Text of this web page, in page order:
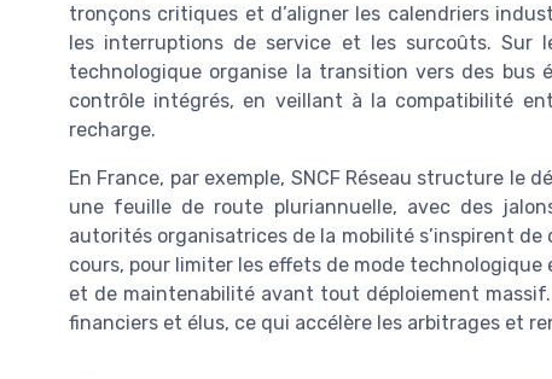
tronçons critiques et d’aligner les calendriers
les interruptions de service et les surcoûts. Sur
technologique organise la transition vers des
contrôle intégrés, en veillant à la compatibilité
recharge.
En France, par exemple, SNCF Réseau structure le
une feuille de route pluriannuelle, avec des
autorités organisatrices de la mobilité s’inspirent de
cours, pour limiter les effets de mode
et de maintenabilité avant tout déploiement
financiers et élus, ce qui accélère les arbitrages et